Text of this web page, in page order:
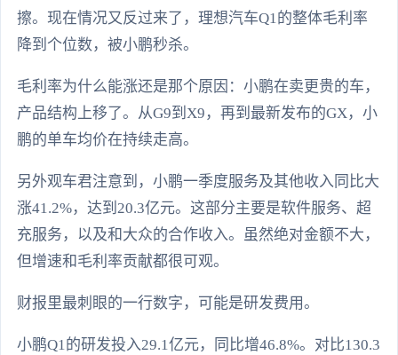
擦。现在情况又反过来了，理想汽车Q1的整体毛利率
降到个位数，被小鹏秒杀。
毛利率为什么能涨还是那个原因：小鹏在卖更贵的车，
产品结构上移了。从G9到X9，再到最新发布的GX，小
鹏的单车均价在持续走高。
另外观车君注意到，小鹏一季度服务及其他收入同比大
涨41.2%，达到20.3亿元。这部分主要是软件服务、超
充服务，以及和大众的合作收入。虽然绝对金额不大，
但增速和毛利率贡献都很可观。
财报里最刺眼的一行数字，可能是研发费用。
小鹏Q1的研发投入29.1亿元，同比增46.8%。对比130.3